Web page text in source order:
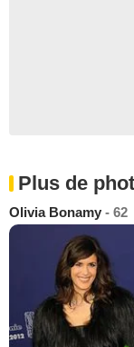
Plus de
Olivia Bonamy - 62